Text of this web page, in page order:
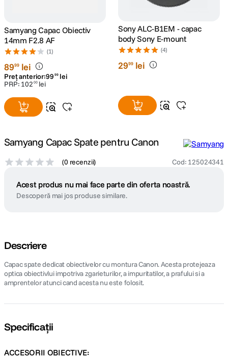
8 card memorie
dji mic mini
10. dji osmo
Samyang Capac Obiectiv
14mm F2.8 AF
(1)
8999 lei
Preț anterior:99 99 lei
PRP: 102 00 lei
Sony ALC-B1EM - capac
body Sony E-mount
(4)
2999 lei
Samyang Capac Spate pentru Canon
(0 recenzii) Cod: 125024341
Acest produs nu mai face parte din oferta noastră.
Descoperă mai jos produse similare.
Descriere
Capac spate dedicat obiectivelor cu montura Canon. Acesta protejeaza
optica obiectivlui impotriva zgarieturilor, a impuritatilor, a prafului si a
amprentelor atunci cand acesta nu este folosit.
Specificații
ACCESORII OBIECTIVE: